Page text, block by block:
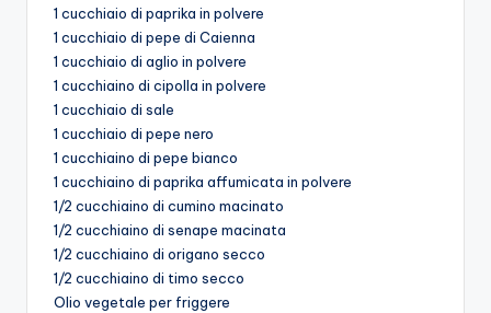
1 cucchiaio di paprika in polvere
1 cucchiaio di pepe di Caienna
1 cucchiaio di aglio in polvere
1 cucchiaino di cipolla in polvere
1 cucchiaio di sale
1 cucchiaio di pepe nero
1 cucchiaino di pepe bianco
1 cucchiaino di paprika affumicata in polvere
1/2 cucchiaino di cumino macinato
1/2 cucchiaino di senape macinata
1/2 cucchiaino di origano secco
1/2 cucchiaino di timo secco
Olio vegetale per friggere